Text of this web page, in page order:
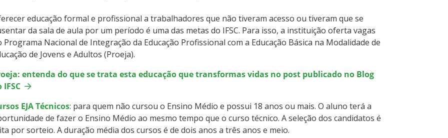
educação formal e profissional a trabalhadores que não tiveram acesso ou tiveram que se
da sala de aula por um período é uma das metas do IFSC. Para isso, a instituição oferta vagas
Programa Nacional de Integração da Educação Profissional com a Educação Básica na Modalidade de
de Jovens e Adultos (Proeja).
entenda do que se trata esta educação que transformas vidas no post publicado no Blog
IFSC
EJA Técnicos: para quem não cursou o Ensino Médio e possui 18 anos ou mais. O aluno terá a
de fazer o Ensino Médio ao mesmo tempo que o curso técnico. A seleção dos candidatos é
por sorteio. A duração média dos cursos é de dois anos a três anos e meio.